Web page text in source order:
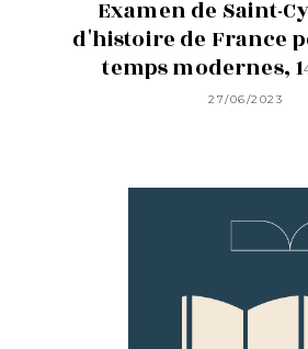
Examen de Saint-
d'histoire de France
temps modernes,
27/06/2023